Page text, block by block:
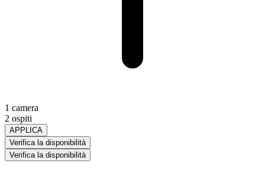
1 camera
2 ospiti
APPLICA
Verifica la disponibilità
Verifica la disponibilità